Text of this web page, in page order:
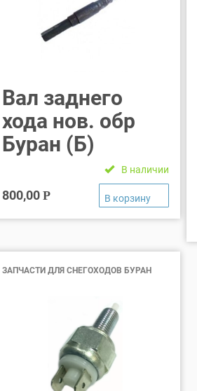
Вал заднего
хода нов. обр
Буран (Б)
В наличии
800,00 Р
ЗАПЧАСТИ ДЛЯ СНЕГОХОДОВ БУРАН